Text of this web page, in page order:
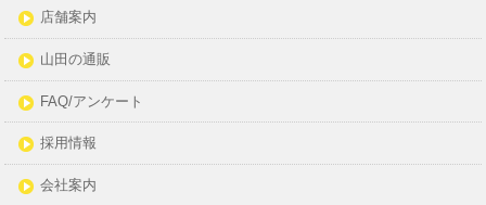
店舗案内
山田の通販
FAQ/アンケート
採用情報
会社案内